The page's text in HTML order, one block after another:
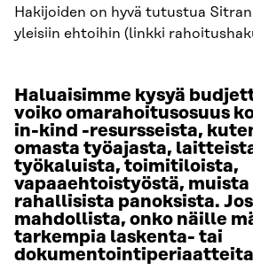
Hakijoiden on hyvä tutustua
yleisiin ehtoihin (linkki
Haluaisimme kysyä
voiko omarahoitusosuus
in-kind -resursseista,
omasta työajasta,
työkaluista, toimitiloista,
vapaaehtoistyöstä,
rahallisista panoksista.
mahdollista, onko näille
tarkempia laskenta- tai